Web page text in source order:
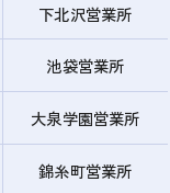
下北沢営業所
池袋営業所
大泉学園営業所
錦糸町営業所